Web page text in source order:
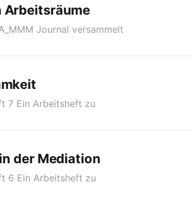
Arbeitsräume
Journal versammelt
7 Ein Arbeitsheft zu
der Mediation
6 Ein Arbeitsheft zu